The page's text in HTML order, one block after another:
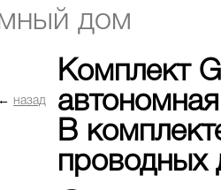
дом
← назад
Комплект
В
проводных